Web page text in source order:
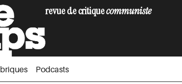
revue de critiquecommuniste
Podcasts